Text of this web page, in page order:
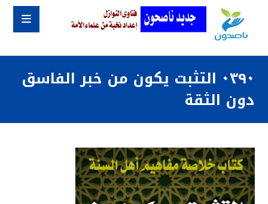
٠٣٩٠ التثبت يكون من خبر الفاسق
دون الثقة